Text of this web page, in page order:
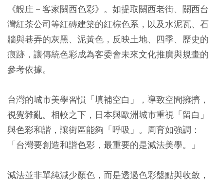
《靚庄－客家關西色彩》。如提取關西老街、關西台
灣紅茶公司等紅磚建築的紅棕色系，以及水泥瓦、石
牆與巷弄的灰黑、泥黃色，反映土地、四季、歷史的
痕跡，讓傳統色彩成為客委會未來文化推廣與規畫的
參考依據。
台灣的城市美學習慣「填補空白」，導致空間擁擠，
視覺雜亂。相較之下，日本與歐洲城市重視「留白」
與色彩和諧，讓街區能夠「呼吸」。周育如強調：
「台灣要創造和諧色彩，最重要的是減法美學。」
減法並非單純減少顏色，而是透過色彩盤點與收斂，